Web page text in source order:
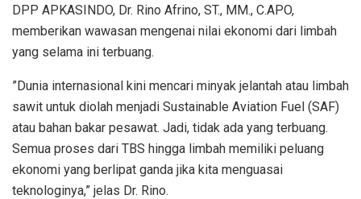
DPP APKASINDO, Dr. Rino Afrino, ST., MM., C.APO,
memberikan wawasan mengenai nilai ekonomi dari limbah
yang selama ini terbuang.
​”Dunia internasional kini mencari minyak jelantah atau limbah
sawit untuk diolah menjadi Sustainable Aviation Fuel (SAF)
atau bahan bakar pesawat. Jadi, tidak ada yang terbuang.
Semua proses dari TBS hingga limbah memiliki peluang
ekonomi yang berlipat ganda jika kita menguasai
teknologinya,” jelas Dr. Rino.